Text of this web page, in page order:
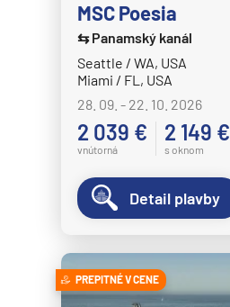
MSC Poesia
⇆ Panamský kanál
Seattle / WA, USA
Miami / FL, USA
28. 09. - 22. 10. 2026
2 039 €
vnútorná
2 149 €
s oknom
Detail plavby
PREPITNÉ V CENE